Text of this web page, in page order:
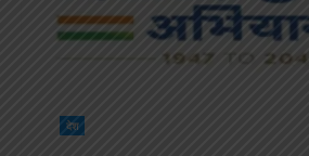
देश